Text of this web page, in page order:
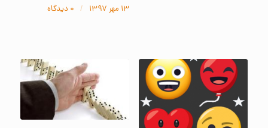
۱۳ مهر ۱۳۹۷ / ۰ دیدگاه‌